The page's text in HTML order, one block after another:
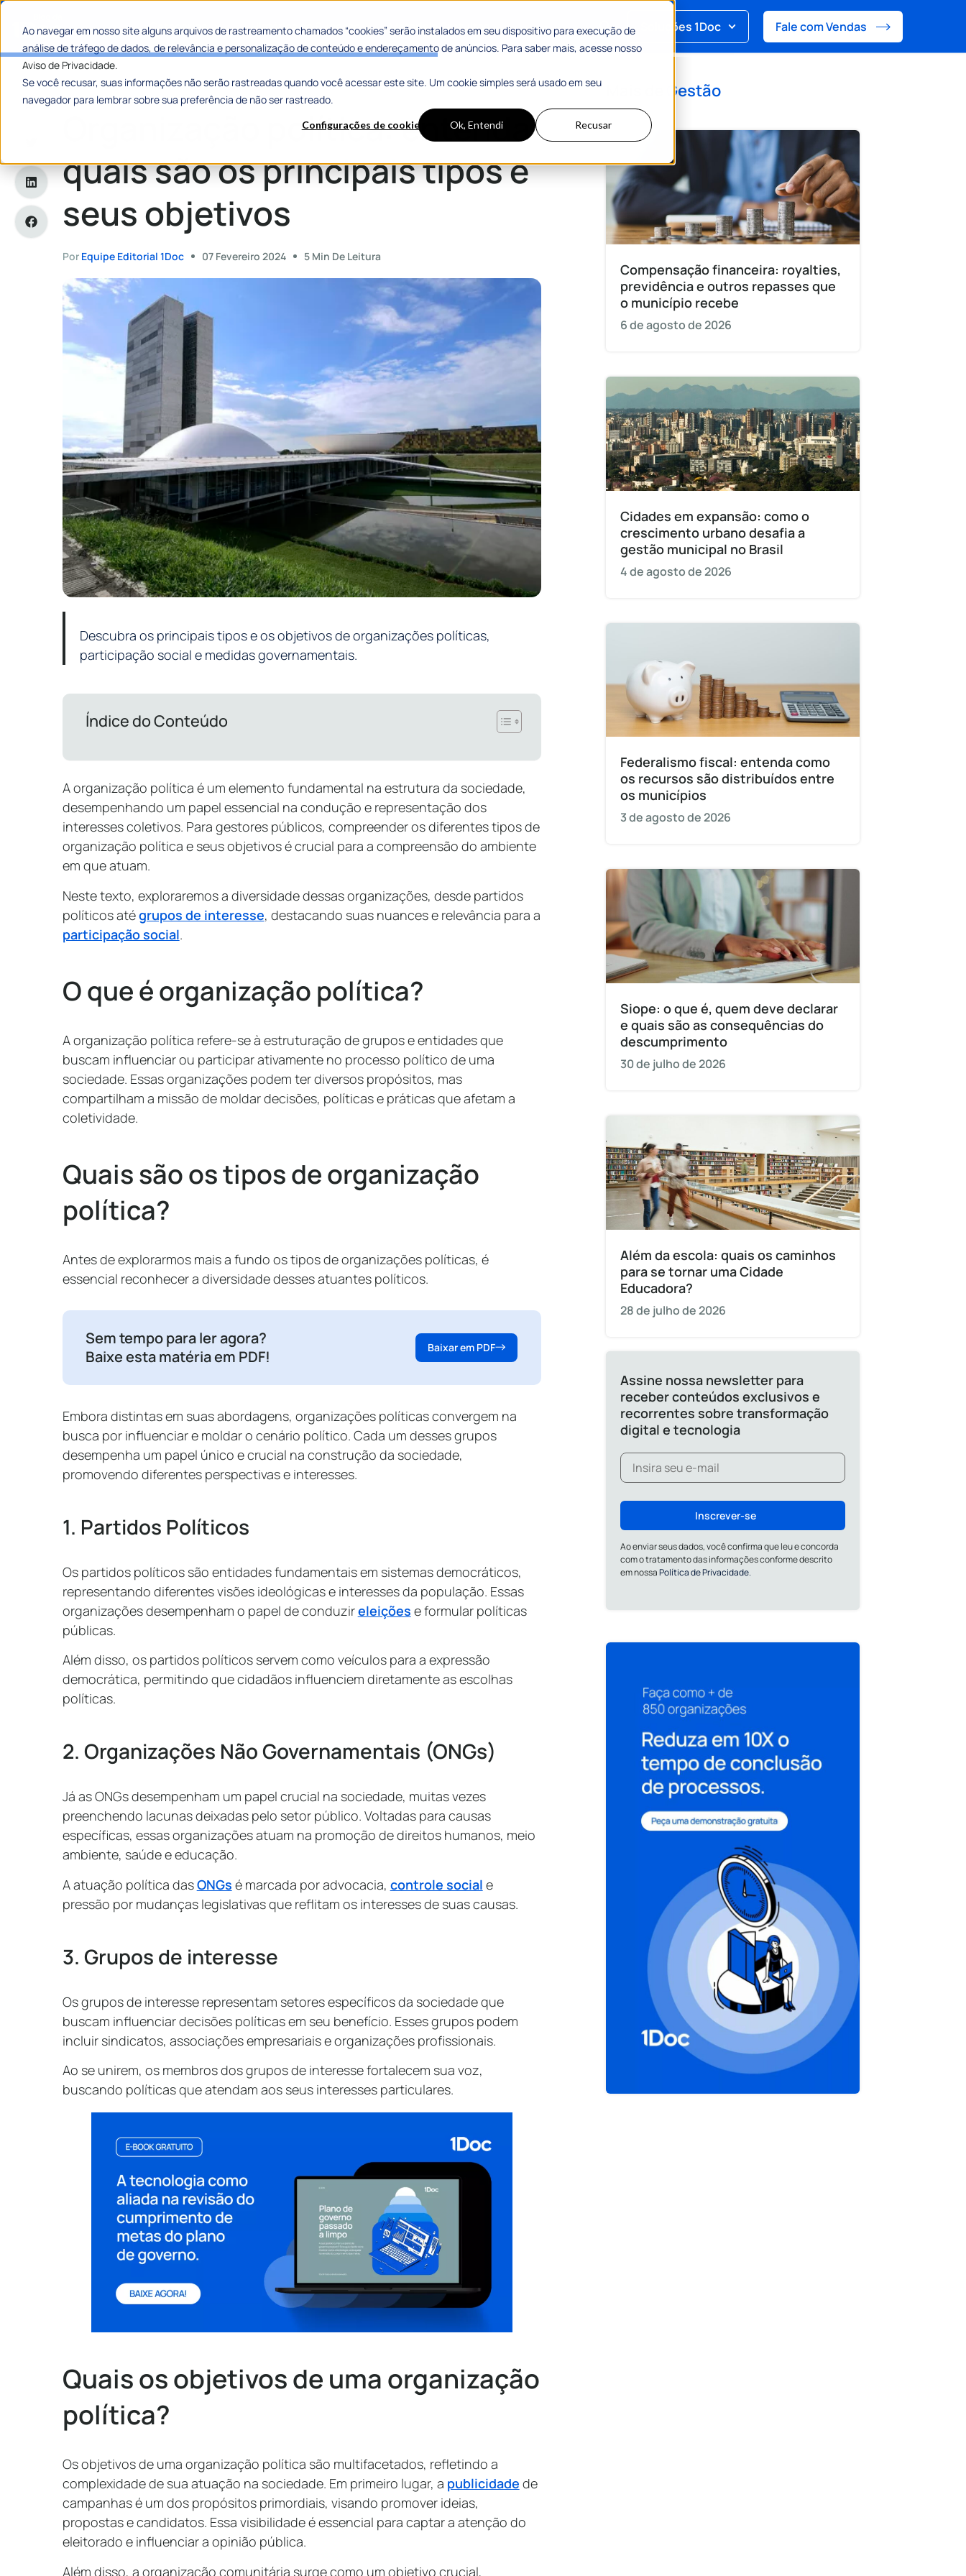
Ao navegar em nosso site alguns arquivos de rastreamento chamados “cookies” serão instalados em seu dispositivo para execução de
análise de tráfego de dados, de relevância e personalização de conteúdo e endereçamento de anúncios. Para saber mais, acesse nosso
Aviso de Privacidade.
Se você recusar, suas informações não serão rastreadas quando você acessar este site. Um cookie simples será usado em seu
navegador para lembrar sobre sua preferência de não ser rastreado.
Configurações de cookies Ok, Entendi Recusar
Categorias Histórias de Sucesso Materiais Gratuitos Soluções 1Doc Fale com Vendas
Home»Organização política: entenda quais são os principais tipos e seus objetivos
Organização política: entenda
quais são os principais tipos e
seus objetivos
Por Equipe Editorial 1Doc 07 Fevereiro 2024 5 Min De Leitura
Descubra os principais tipos e os objetivos de organizações políticas,
participação social e medidas governamentais.
Índice do Conteúdo
A organização política é um elemento fundamental na estrutura da sociedade,
desempenhando um papel essencial na condução e representação dos
interesses coletivos. Para gestores públicos, compreender os diferentes tipos de
organização política e seus objetivos é crucial para a compreensão do ambiente
em que atuam.
Neste texto, exploraremos a diversidade dessas organizações, desde partidos
políticos atégrupos de interesse, destacando suas nuances e relevância para a
participação social.
O que é organização política?
A organização política refere-se à estruturação de grupos e entidades que
buscam influenciar ou participar ativamente no processo político de uma
sociedade. Essas organizações podem ter diversos propósitos, mas
compartilham a missão de moldar decisões, políticas e práticas que afetam a
coletividade.
Quais são os tipos de organização
política?
Antes de explorarmos mais a fundo os tipos de organizações políticas, é
essencial reconhecer a diversidade desses atuantes políticos.
Sem tempo para ler agora?
Baixe esta matéria em PDF!
Baixar em PDF
Embora distintas em suas abordagens, organizações políticas convergem na
busca por influenciar e moldar o cenário político. Cada um desses grupos
desempenha um papel único e crucial na construção da sociedade,
promovendo diferentes perspectivas e interesses.
1. Partidos Políticos
Os partidos políticos são entidades fundamentais em sistemas democráticos,
representando diferentes visões ideológicas e interesses da população. Essas
organizações desempenham o papel de conduzireleições e formular políticas
públicas.
Além disso, os partidos políticos servem como veículos para a expressão
democrática, permitindo que cidadãos influenciem diretamente as escolhas
políticas.
2. Organizações Não Governamentais (ONGs)
Já as ONGs desempenham um papel crucial na sociedade, muitas vezes
preenchendo lacunas deixadas pelo setor público. Voltadas para causas
específicas, essas organizações atuam na promoção de direitos humanos, meio
ambiente, saúde e educação.
A atuação política dasONGs é marcada por advocacia, controle social e
pressão por mudanças legislativas que reflitam os interesses de suas causas.
3. Grupos de interesse
Os grupos de interesse representam setores específicos da sociedade que
buscam influenciar decisões políticas em seu benefício. Esses grupos podem
incluir sindicatos, associações empresariais e organizações profissionais.
Ao se unirem, os membros dos grupos de interesse fortalecem sua voz,
buscando políticas que atendam aos seus interesses particulares.
Quais os objetivos de uma organização
política?
Os objetivos de uma organização política são multifacetados, refletindo a
complexidade de sua atuação na sociedade. Em primeiro lugar, a publicidade de
campanhas é um dos propósitos primordiais, visando promover ideias,
propostas e candidatos. Essa visibilidade é essencial para captar a atenção do
eleitorado e influenciar a opinião pública.
Além disso, a organização comunitária surge como um objetivo crucial,
Gestão
Compensação financeira: royalties,
previdência e outros repasses que
o município recebe
6 de agosto de 2026
Cidades em expansão: como o
crescimento urbano desafia a
gestão municipal no Brasil
4 de agosto de 2026
Federalismo fiscal: entenda como
os recursos são distribuídos entre
os municípios
3 de agosto de 2026
Siope: o que é, quem deve declarar
e quais são as consequências do
descumprimento
30 de julho de 2026
Além da escola: quais os caminhos
para se tornar uma Cidade
Educadora?
28 de julho de 2026
Assine nossa newsletter para
receber conteúdos exclusivos e
recorrentes sobre transformação
digital e tecnologia
Inscrever-se
Ao enviar seus dados, você confirma que leu e concorda
com o tratamento das informações conforme descrito
em nossaPolítica de Privacidade.